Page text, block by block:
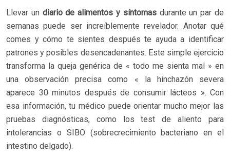
Llevar un diario de alimentos y síntomasdurante un par de
semanas puede ser increíblemente revelador. Anotar qué
comes y cómo te sientes después te ayuda a identificar
patrones y posibles desencadenantes. Este simple ejercicio
transforma la queja genérica de « todo me sienta mal » en
una observación precisa como « la hinchazón severa
aparece 30 minutos después de consumir lácteos ». Con
esa información, tu médico puede orientar mucho mejor las
pruebas diagnósticas, como los test de aliento para
intolerancias o SIBO (sobrecrecimiento bacteriano en el
intestino delgado).